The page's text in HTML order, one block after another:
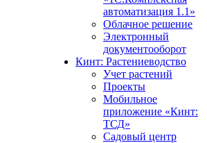
автоматизация 1.1»
Облачное решение
Электронный
документооборот
Кинт: Растениеводство
Учет растений
Проекты
Мобильное
приложение «Кинт:
ТСД»
Садовый центр